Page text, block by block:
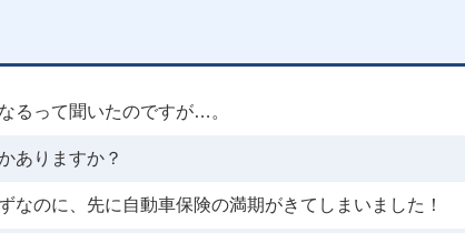
るって聞いたのですが…。
ありますか？
なのに、先に自動車保険の満期がきてしまいました！